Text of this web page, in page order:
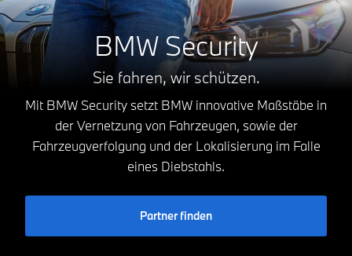
BMW Security
Sie fahren, wir schützen.
Mit BMW Security setzt BMW innovative Maßstäbe in
der Vernetzung von Fahrzeugen, sowie der
Fahrzeugverfolgung und der Lokalisierung im Falle
eines Diebstahls.
Partner finden